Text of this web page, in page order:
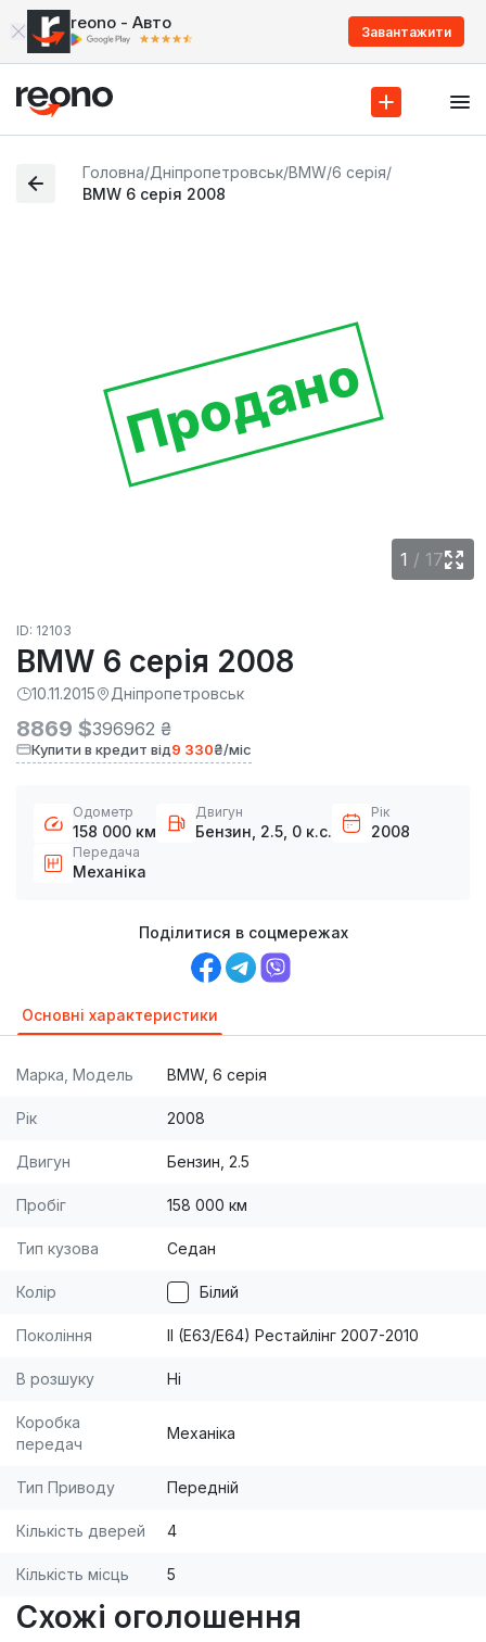
reono - Авто Завантажити
Головна/Дніпропетровськ/BMW/6 серія/
BMW 6 серія 2008
Продано
1 / 17
ID: 12103
BMW 6 серія 2008
10.11.2015 Дніпропетровськ
8869 $396962 ₴
Купити в кредит від9 330₴/міс
Одометр
158 000 км
Двигун
Бензин, 2.5, 0 к.с.
Рік
2008
Передача
Механіка
Поділитися в соцмережах
Основні характеристики
Марка, Модель BMW, 6 серія
Рік 2008
Двигун Бензин, 2.5
Пробіг 158 000 км
Тип кузова Седан
Колір Білий
Покоління II (E63/E64) Рестайлінг 2007-2010
В розшуку Ні
Коробка
передач
Механіка
Тип Приводу Передній
Кількість дверей 4
Кількість місць 5
Схожі оголошення